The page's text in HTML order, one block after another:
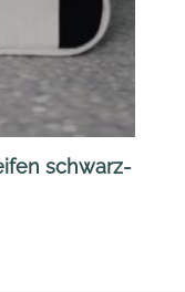
schwarz-